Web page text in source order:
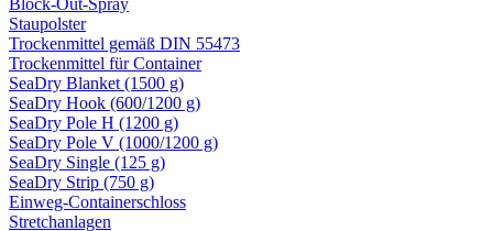
Block-Out-Spray
Staupolster
Trockenmittel gemäß DIN 55473
Trockenmittel für Container
SeaDry Blanket (1500 g)
SeaDry Hook (600/1200 g)
SeaDry Pole H (1200 g)
SeaDry Pole V (1000/1200 g)
SeaDry Single (125 g)
SeaDry Strip (750 g)
Einweg-Containerschloss
Stretchanlagen